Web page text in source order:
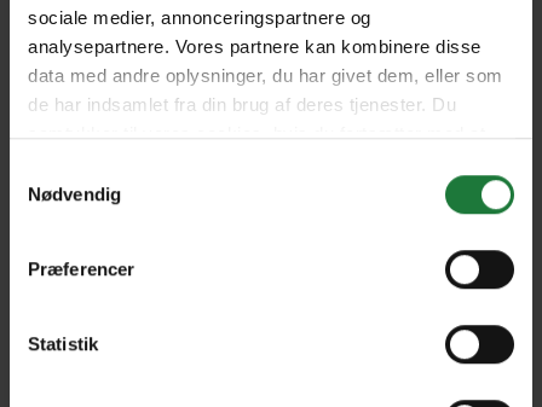
sociale medier, annonceringspartnere og
analysepartnere. Vores partnere kan kombinere disse
data med andre oplysninger, du har givet dem, eller som
de har indsamlet fra din brug af deres tjenester. Du
samtykker til vores cookies, hvis du fortsætter med at
Nødvendig
Præferencer
Statistik
September 2025 August 2025
Forrige Næste
Nyt i Pling